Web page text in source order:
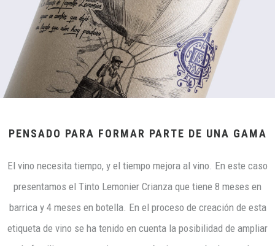
PENSADO PARA FORMAR PARTE DE UNA GAMA
El vino necesita tiempo, y el tiempo mejora al vino. En este caso
presentamos el Tinto Lemonier Crianza que tiene 8 meses en
barrica y 4 meses en botella. En el proceso de creación de esta
etiqueta de vino se ha tenido en cuenta la posibilidad de ampliar